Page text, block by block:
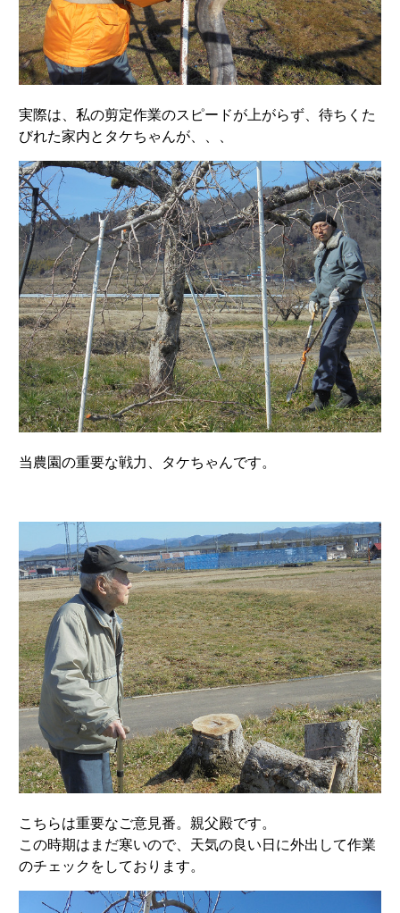
実際は、私の剪定作業のスピードが上がらず、待ちくた
びれた家内とタケちゃんが、、、
当農園の重要な戦力、タケちゃんです。
こちらは重要なご意見番。親父殿です。
この時期はまだ寒いので、天気の良い日に外出して作業
のチェックをしております。